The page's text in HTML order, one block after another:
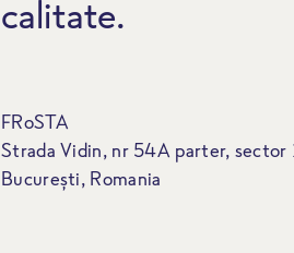
calitate.
FRoSTA
Strada Vidin, nr 54A parter, sector
București, Romania